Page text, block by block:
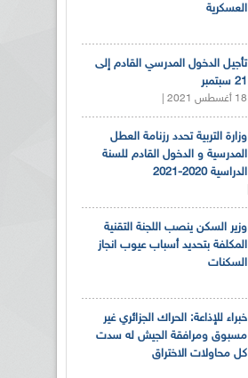
العسكرية
تأجيل الدخول المدرسي القادم إلى
21 سبتمبر
18 أغسطس 2021 |
وزارة التربية تحدد رزنامة العطل
المدرسية و الدخول القادم للسنة
الدراسية 2020-2021
وزير السكن ينصب اللجنة التقنية
المكلفة بتحديد أسباب عيوب انجاز
السكنات
خبراء للإذاعة: الحراك الجزائري غير
مسبوق ومرافقة الجيش له سدت
كل محاولات الاختراق